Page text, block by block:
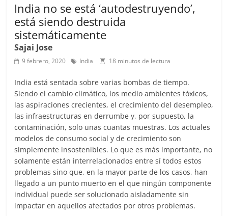
India no se está ‘autodestruyendo’,
está siendo destruida
sistemáticamente
Sajai Jose
9 febrero, 2020 India 18 minutos de lectura
India está sentada sobre varias bombas de tiempo.
Siendo el cambio climático, los medio ambientes tóxicos,
las aspiraciones crecientes, el crecimiento del desempleo,
las infraestructuras en derrumbe y, por supuesto, la
contaminación, solo unas cuantas muestras. Los actuales
modelos de consumo social y de crecimiento son
simplemente insostenibles. Lo que es más importante, no
solamente están interrelacionados entre sí todos estos
problemas sino que, en la mayor parte de los casos, han
llegado a un punto muerto en el que ningún componente
individual puede ser solucionado aisladamente sin
impactar en aquellos afectados por otros problemas.